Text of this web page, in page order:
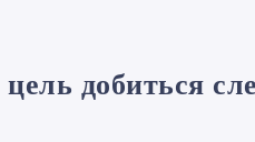
добиться